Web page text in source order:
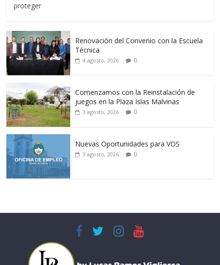
proteger
Renovación del Convenio con la Escuela
Técnica
4 agosto, 2026 0
Comenzamos con la Reinstalación de
juegos en la Plaza Islas Malvinas
3 agosto, 2026 0
Nuevas Oportunidades para VOS
3 agosto, 2026 0